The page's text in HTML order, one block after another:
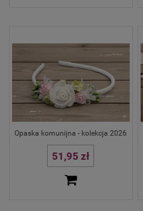
Opaska komunijna - kolekcja 2026
51,95 zł